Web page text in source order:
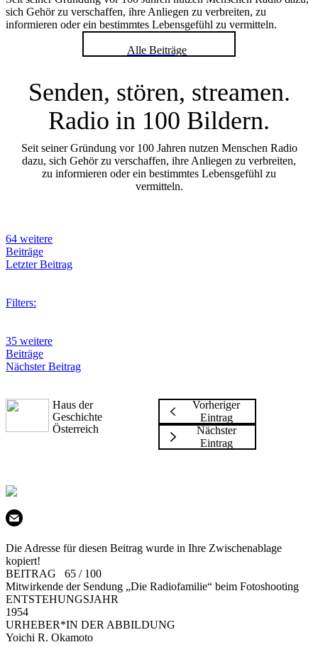
sich Gehör zu verschaffen, ihre Anliegen zu verbreiten, zu
informieren oder ein bestimmtes Lebensgefühl zu vermitteln.
Alle Beiträge
Senden, stören, streamen.
Radio in 100 Bildern.
Seit seiner Gründung vor 100 Jahren nutzen Menschen Radio
dazu, sich Gehör zu verschaffen, ihre Anliegen zu verbreiten,
zu informieren oder ein bestimmtes Lebensgefühl zu
vermitteln.
64 weitere
Beiträge
Letzter Beitrag
Filters:
35 weitere
Beiträge
Nächster Beitrag
Haus der
Geschichte
Österreich
Vorheriger
Eintrag
Nächster
Eintrag
Die Adresse für diesen Beitrag wurde in Ihre Zwischenablage
kopiert!
BEITRAG 65 / 100
Mitwirkende der Sendung „Die Radiofamilie“ beim Fotoshooting
ENTSTEHUNGSJAHR
1954
URHEBER*IN DER ABBILDUNG
Yoichi R. Okamoto